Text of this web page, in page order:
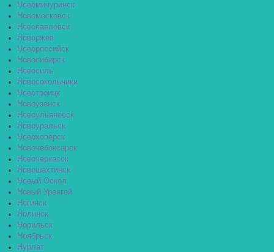
Новомичуринск
Новомосковск
Новопавловск
Новоржев
Новороссийск
Новосибирск
Новосиль
Новосокольники
Новотроицк
Новоузенск
Новоульяновск
Новоуральск
Новохопёрск
Новочебоксарск
Новочеркасск
Новошахтинск
Новый Оскол
Новый Уренгой
Ногинск
Нолинск
Норильск
Ноябрьск
Нурлат